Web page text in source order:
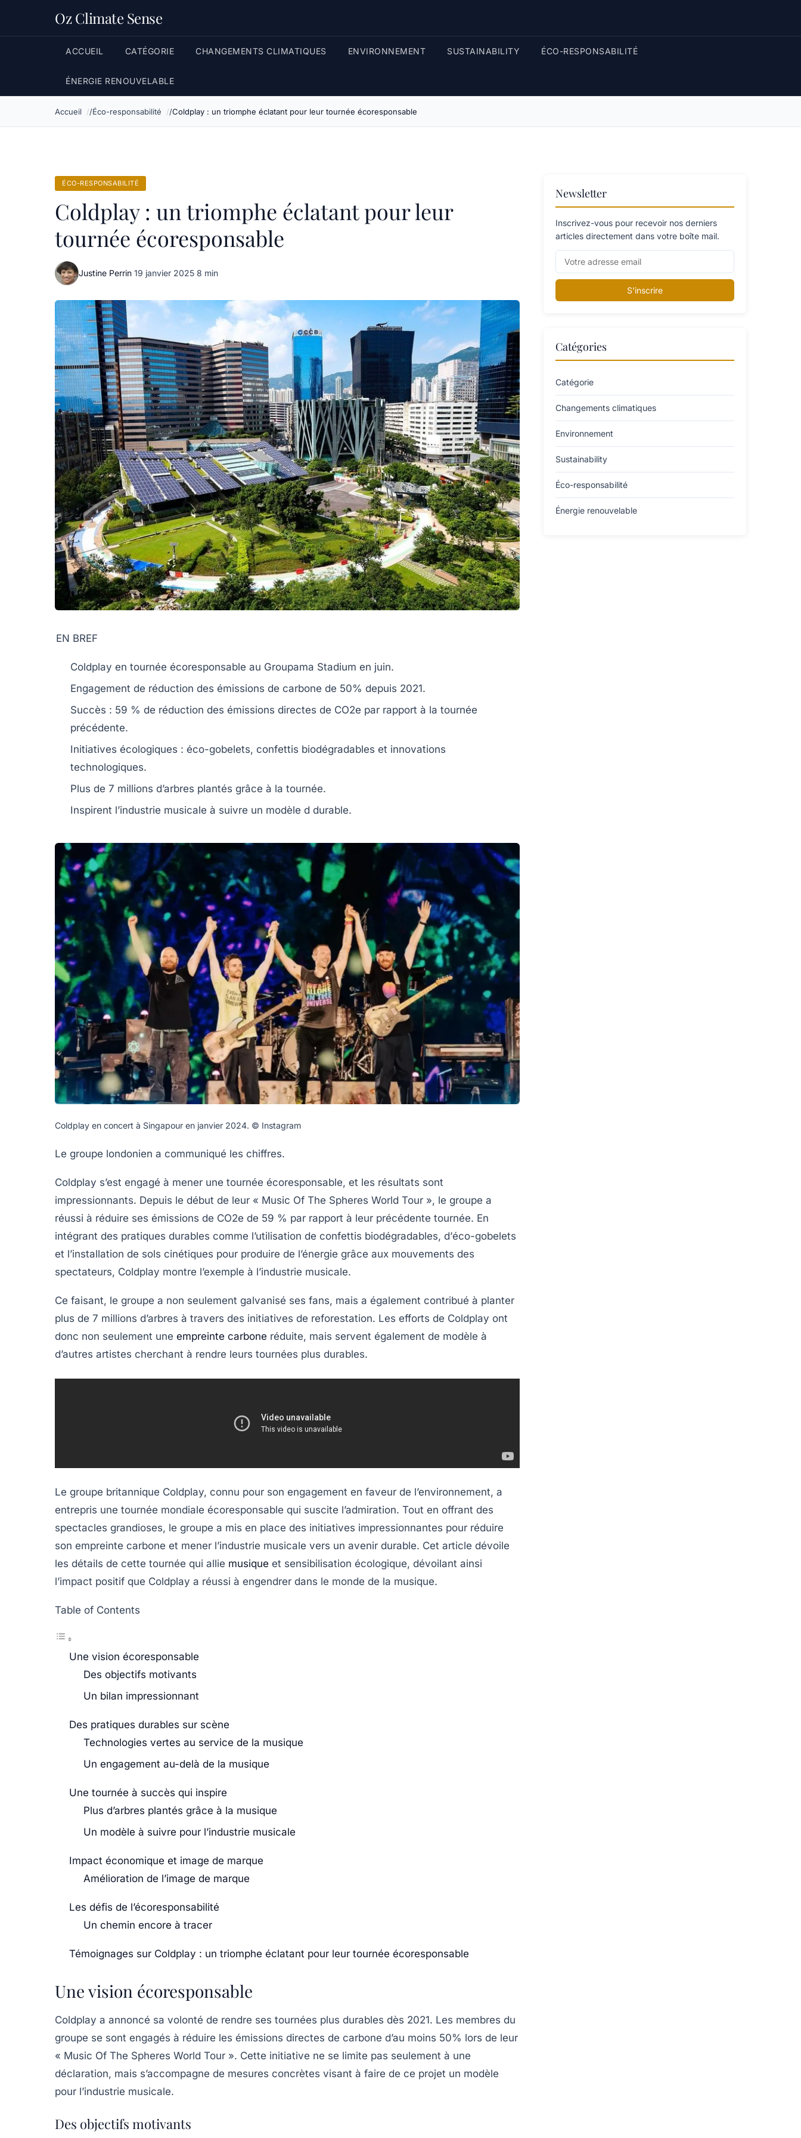
Oz Climate Sense
ACCUEIL CATÉGORIE CHANGEMENTS CLIMATIQUES ENVIRONNEMENT SUSTAINABILITY ÉCO-RESPONSABILITÉ
ÉNERGIE RENOUVELABLE
Accueil Éco-responsabilité Coldplay : un triomphe éclatant pour leur tournée écoresponsable
ÉCO-RESPONSABILITÉ
Coldplay : un triomphe éclatant pour leur
tournée écoresponsable
Justine Perrin·19 janvier 2025·8 min
EN BREF
Coldplay en tournée écoresponsable au Groupama Stadium en juin.
Engagement de réduction des émissions de carbone de 50% depuis 2021.
Succès : 59 % de réduction des émissions directes de CO2e par rapport à la tournée
précédente.
Initiatives écologiques : éco-gobelets, confettis biodégradables et innovations
technologiques.
Plus de 7 millions d’arbres plantés grâce à la tournée.
Inspirent l’industrie musicale à suivre un modèle d durable.
Coldplay en concert à Singapour en janvier 2024. © Instagram
Le groupe londonien a communiqué les chiffres.
Coldplay s’est engagé à mener une tournée écoresponsable, et les résultats sont
impressionnants. Depuis le début de leur « Music Of The Spheres World Tour », le groupe a
réussi à réduire ses émissions de CO2e de 59 % par rapport à leur précédente tournée. En
intégrant des pratiques durables comme l’utilisation de confettis biodégradables, d’éco-gobelets
et l’installation de sols cinétiques pour produire de l’énergie grâce aux mouvements des
spectateurs, Coldplay montre l’exemple à l’industrie musicale.
Ce faisant, le groupe a non seulement galvanisé ses fans, mais a également contribué à planter
plus de 7 millions d’arbres à travers des initiatives de reforestation. Les efforts de Coldplay ont
donc non seulement une empreinte carbone réduite, mais servent également de modèle à
d’autres artistes cherchant à rendre leurs tournées plus durables.
Le groupe britannique Coldplay, connu pour son engagement en faveur de l’environnement, a
entrepris une tournée mondiale écoresponsable qui suscite l’admiration. Tout en offrant des
spectacles grandioses, le groupe a mis en place des initiatives impressionnantes pour réduire
son empreinte carbone et mener l’industrie musicale vers un avenir durable. Cet article dévoile
les détails de cette tournée qui allie musique et sensibilisation écologique, dévoilant ainsi
l’impact positif que Coldplay a réussi à engendrer dans le monde de la musique.
Table of Contents
Une vision écoresponsable
Des objectifs motivants
Un bilan impressionnant
Des pratiques durables sur scène
Technologies vertes au service de la musique
Un engagement au-delà de la musique
Une tournée à succès qui inspire
Plus d’arbres plantés grâce à la musique
Un modèle à suivre pour l’industrie musicale
Impact économique et image de marque
Amélioration de l’image de marque
Les défis de l’écoresponsabilité
Un chemin encore à tracer
Témoignages sur Coldplay : un triomphe éclatant pour leur tournée écoresponsable
Une vision écoresponsable
Coldplay a annoncé sa volonté de rendre ses tournées plus durables dès 2021. Les membres du
groupe se sont engagés à réduire les émissions directes de carbone d’au moins 50% lors de leur
« Music Of The Spheres World Tour ». Cette initiative ne se limite pas seulement à une
déclaration, mais s’accompagne de mesures concrètes visant à faire de ce projet un modèle
pour l’industrie musicale.
Des objectifs motivants
Newsletter
Inscrivez-vous pour recevoir nos derniers
articles directement dans votre boîte mail.
S'inscrire
Catégories
Catégorie
Changements climatiques
Environnement
Sustainability
Éco-responsabilité
Énergie renouvelable